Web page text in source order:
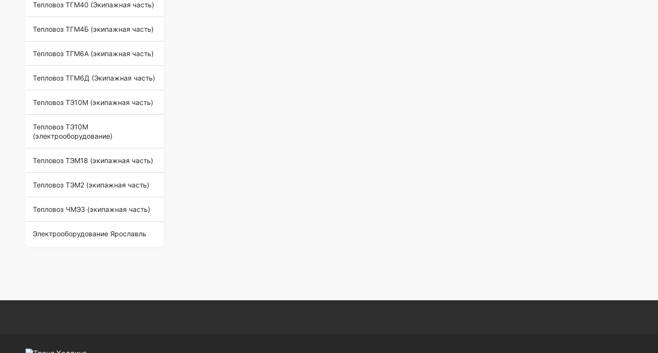
Тепловоз ТГМ40 (Экипажная часть)
Тепловоз ТГМ4Б (экипажная часть)
Тепловоз ТГМ6А (экипажная часть)
Тепловоз ТГМ6Д (Экипажная часть)
Тепловоз ТЭ10М (экипажная часть)
Тепловоз ТЭ10М
(электрооборудование)
Тепловоз ТЭМ18 (экипажная часть)
Тепловоз ТЭМ2 (экипажная часть)
Тепловоз ЧМЭ3 (экипажная часть)
Электрооборудование Ярославль